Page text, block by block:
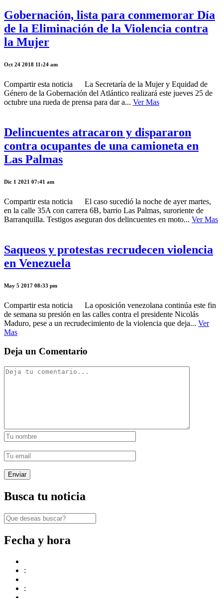
Gobernación, lista para conmemorar Día
de la Eliminación de la Violencia contra
la Mujer
Oct 24 2018 11:24 am
Compartir esta noticia La Secretaría de la Mujer y Equidad de
Género de la Gobernación del Atlántico realizará este jueves 25 de
octubre una rueda de prensa para dar a... Ver Mas
Delincuentes atracaron y dispararon
contra ocupantes de una camioneta en
Las Palmas
Dic 1 2021 07:41 am
Compartir esta noticia El caso sucedió la noche de ayer martes,
en la calle 35A con carrera 6B, barrio Las Palmas, suroriente de
Barranquilla. Testigos aseguran dos delincuentes en moto... Ver Mas
Saqueos y protestas recrudecen violencia
en Venezuela
May 5 2017 08:33 pm
Compartir esta noticia La oposición venezolana continúa este fin
de semana su presión en las calles contra el presidente Nicolás
Maduro, pese a un recrudecimiento de la violencia que deja... Ver
Mas
Deja un Comentario
Busca tu noticia
Fecha y hora
:
: